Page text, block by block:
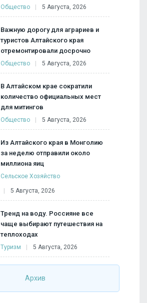
Общество 5 Августа, 2026
Важную дорогу для аграриев и
туристов Алтайского края
отремонтировали досрочно
Общество 5 Августа, 2026
В Алтайском крае сократили
количество официальных мест
для митингов
Общество 5 Августа, 2026
Из Алтайского края в Монголию
за неделю отправили около
миллиона яиц
Сельское Хозяйство
5 Августа, 2026
Тренд на воду. Россияне все
чаще выбирают путешествия на
теплоходах
Туризм 5 Августа, 2026
Архив